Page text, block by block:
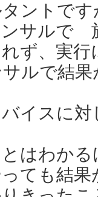
ントです
サルで
ず、実
ルで結
イスに対
とはわか
っても結